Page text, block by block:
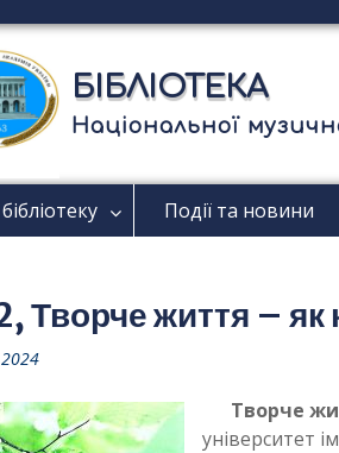
БІБЛІОТЕКА
Національної
Події та новини
Творче життя – як
Творче
університет